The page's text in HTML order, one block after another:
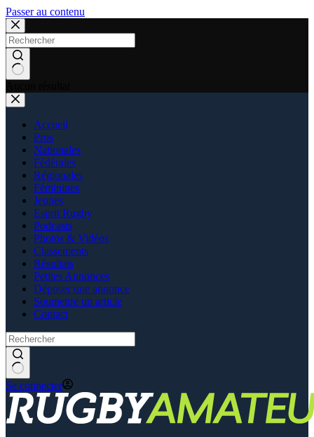
Passer au contenu
Accueil
Pros
Nationales
Fédérales
Régionales
Féminines
Jeunes
Esprit Rugby
Podcasts
Photos & Vidéos
Classements
Résultats
Petites Annonces
Déposer une annonce
Soumettre un article
Contact
Se connecter